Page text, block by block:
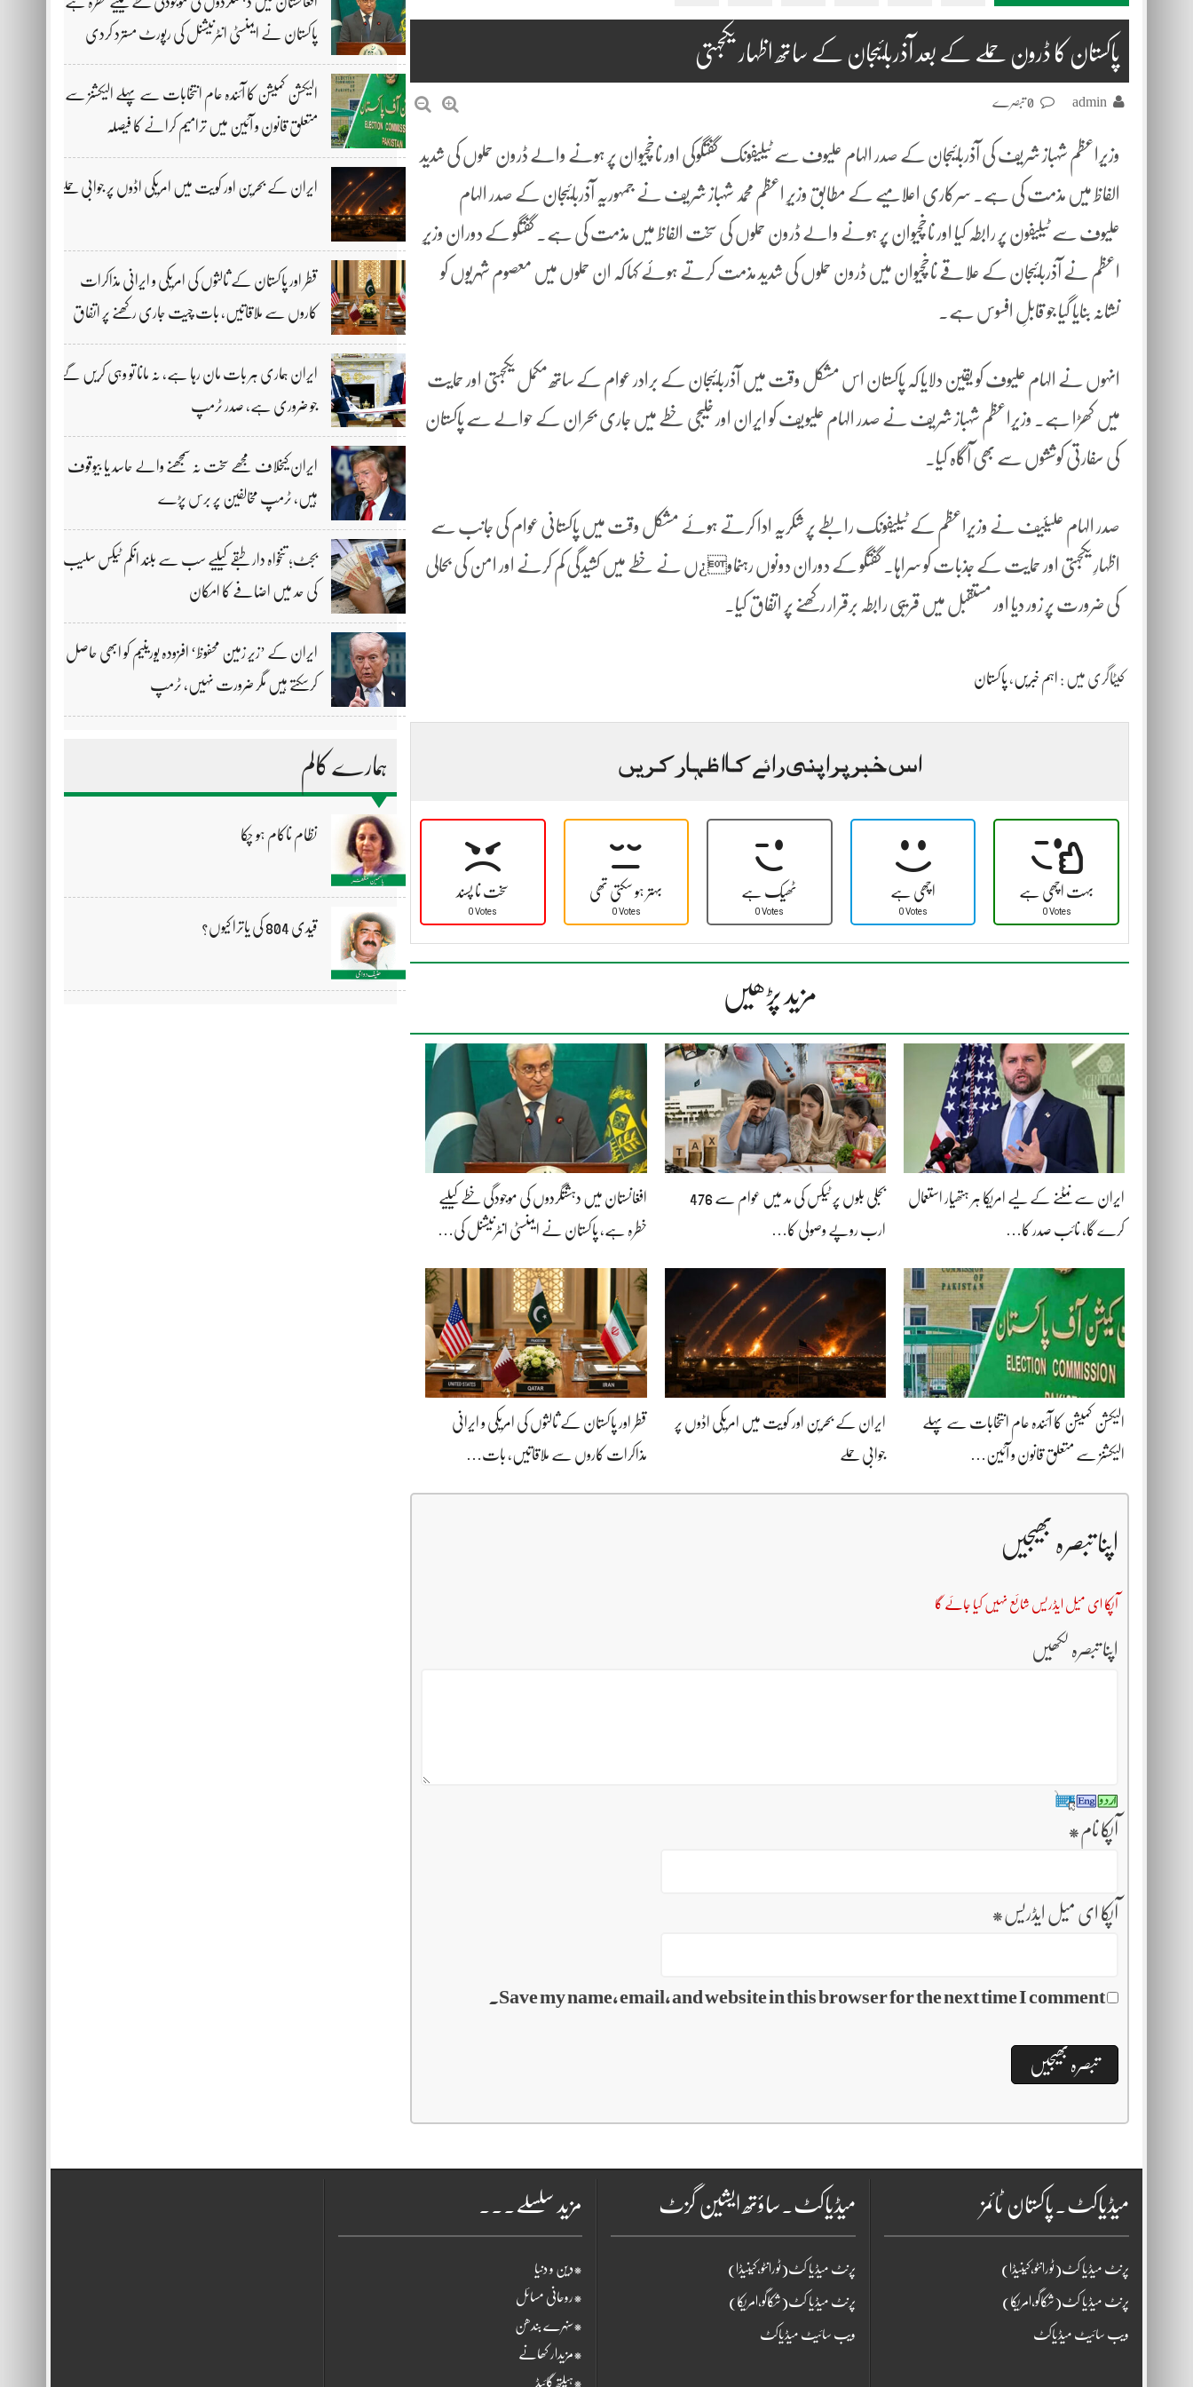
پاکستان نے ایمنسٹی انٹرنیشنل کی رپورٹ مسترد کردی
الیکشن کمیشن کا آئندہ عام انتخابات سے پہلے الیکشنز سے
متعلق قانون و آئین میں ترامیم کرانے کا فیصلہ
ایران کے بحرین اور کویت میں امریکی اڈوں پر جوابی حملے
قطر اور پاکستان کے ثالثوں کی امریکی و ایرانی مذاکرات
کاروں سے ملاقاتیں، بات چیت جاری رکھنے پر اتفاق
ایران ہماری ہر بات مان رہا ہے، نہ مانا تو وہی کریں گے
جو ضروری ہے، صدر ٹرمپ
ایران کیخلاف مجھے سخت نہ سمجھنے والے حاسد یا بیوقوف
ہیں، ٹرمپ مخالفین پر برس پڑے
بجٹ؛ تنخواہ دار طبقے کیلیے سب سے بلند انکم ٹیکس سلیب
کی حد میں اضافے کا امکان
ایران کے ’زیر زمین محفوظ‘ افزودہ یورینیم کو ابھی حاصل
کرسکتے ہیں مگر ضرورت نہیں، ٹرمپ
ہمارے کالم
نظام ناکام ہو چکا
قیدی 804 کی یاترا کیوں؟
پاکستان کا ڈرون حملے کے بعد آذربائیجان کے ساتھ اظہار یکجہتی
admin
وزیراعظم شہباز شریف کی آذربائیجان کے صدر الہام علیوف سے ٹیلیفونک گفتگوکی اور ناخچیوان پر ہونے والے ڈرون حملوں کی شدید
الفاظ میں مذمت کی ہے۔ سرکاری اعلامیے کے مطابق وزیرِ اعظم محمد شہباز شریف نے جمہوریہ آذربائیجان کے صدر الہام
علیوف سے ٹیلیفون پر رابطہ کیا اور ناخچیوان پر ہونے والے ڈرون حملوں کی سخت الفاظ میں مذمت کی ہے۔ گفتگو کے دوران وزیرِ
اعظم نے آذربائیجان کے علاقے ناخچیوان میں ڈرون حملوں کی شدید مذمت کرتے ہوئے کہا کہ ان حملوں میں معصوم شہریوں کو
نشانہ بنایا گیا جو قابلِ افسوس ہے۔
انہوں نے الہام علیوف کو یقین دلایا کہ پاکستان اس مشکل وقت میں آذربائیجان کے برادر عوام کے ساتھ مکمل یکجہتی اور حمایت
میں کھڑا ہے۔ وزیراعظم شہباز شریف نے صدر الہام علیویف کو ایران اور خلیجی خطے میں جاری بحران کے حوالے سے پاکستان
کی سفارتی کوششوں سے بھی آگاہ کیا۔
صدر الہام علیئیف نے وزیراعظم کے ٹیلیفونک رابطے پر شکریہ ادا کرتے ہوئے مشکل وقت میں پاکستانی عوام کی جانب سے
اظہارِ یکجہتی اور حمایت کے جذبات کو سراہا۔ گفتگو کے دوران دونوں رہنماو¿ں نے خطے میں کشیدگی کم کرنے اور امن کی بحالی
کی ضرورت پر زور دیا اور مستقبل میں قریبی رابطہ برقرار رکھنے پر اتفاق کیا۔
کیٹاگری میں : اہم خبریں، پاکستان
اس خبر پر اپنی رائے کا اظہار کریں
سخت نا پسند
0 Votes
بہتر ہو سکتی تھی
0 Votes
ٹھیک ہے
0 Votes
اچھی ہے
0 Votes
بہت اچھی ہے
0 Votes
مزید پڑھیں
ایران سے نمٹنے کے لیے امریکا ہر ہتھیار استعمال
کرے گا، نائب صدر کا…
بجلی بلوں پر ٹیکس کی مد میں عوام سے 476
ارب روپے وصولی کا…
افغانستان میں دہشتگردوں کی موجودگی خطے کیلیے
خطرہ ہے، پاکستان نے ایمنسٹی انٹرنیشنل کی…
الیکشن کمیشن کا آئندہ عام انتخابات سے پہلے
الیکشنز سے متعلق قانون و آئین…
ایران کے بحرین اور کویت میں امریکی اڈوں پر
جوابی حملے
قطر اور پاکستان کے ثالثوں کی امریکی و ایرانی
مذاکرات کاروں سے ملاقاتیں، بات…
اپنا تبصرہ بھیجیں
آپکا ای میل ایڈریس شائع نہیں کیا جائے گا
اپنا تبصرہ لکھیں
آپکا نام *
آپکا ای میل ایڈریس *
Save my name, email, and website in this browser for the next time I comment.
مزید سلسلے۔۔۔
*دین و دنیا
*روحانی مسائل
*سنہرے بندھن
*مزیدار کھانے
*ہیلتھ گائیڈ
میڈیاکٹ۔ساؤتھ ایشین گزٹ
پرنٹ میڈیا کٹ(ٹورانٹو،کینیڈا)
پرنٹ میڈیا کٹ(شکاگو،امریکا)
ویب سائیٹ میڈیاکٹ
میڈیاکٹ۔پاکستان ٹائمز
پرنٹ میڈیا کٹ(ٹورانٹو،کینیڈا)
پرنٹ میڈیا کٹ(شکاگو،امریکا)
ویب سائیٹ میڈیاکٹ